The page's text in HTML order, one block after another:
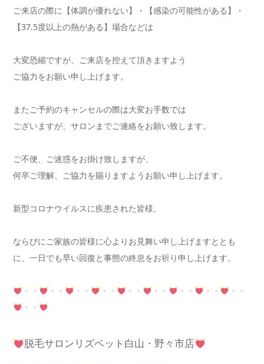
ご来店の際に【体調が優れない】・【感染の可能性がある】・
【37.5度以上の熱がある】場合などは
大変恐縮ですが、ご来店を控えて頂きますよう
ご協力をお願い申し上げます。
またご予約のキャンセルの際は大変お手数では
ございますが、サロンまでご連絡をお願い致します。
ご不便、ご迷惑をお掛け致しますが、
何卒ご理解、ご協力を賜りますようお願い申し上げます。
新型コロナウイルスに疾患された皆様、
ならびにご家族の皆様に心よりお見舞い申し上げますととも
に、一日でも早い回復と事態の終息をお祈り申し上げます。
・・ ・・ ・・ ・・ ・・ ・・ ・・ ・・
・・
・・
脱毛サロンリズベット白山・野々市店